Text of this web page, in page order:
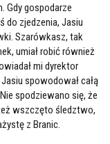
Gdy gospodarze
do zjedzenia, Jasiu
Szarówkasz, tak
umiał robić również
mi dyrektor
spowodował całą
spodziewano się, że
wszczęto śledztwo,
z Branic.